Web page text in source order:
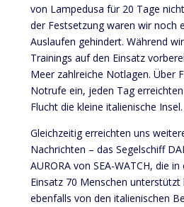
von Lampedusa für 20 Tage
der Festsetzung waren wir noch
Auslaufen gehindert. Während
Trainings auf den Einsatz
Meer zahlreiche Notlagen. Über
Notrufe ein, jeden Tag
Flucht die kleine italienische Insel.
Gleichzeitig erreichten uns
Nachrichten – das Segelschiff
AURORA von SEA-WATCH, die
Einsatz 70 Menschen
ebenfalls von den italienischen